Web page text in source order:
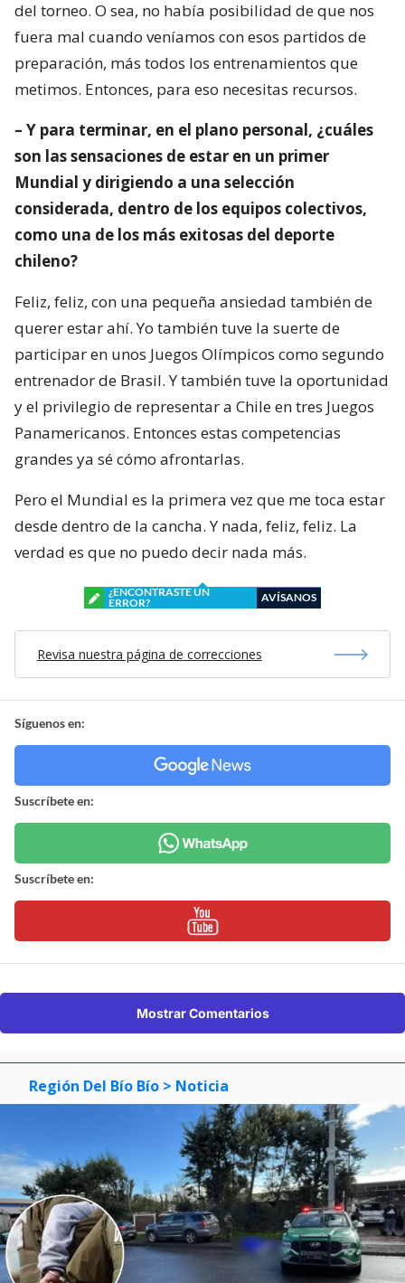
del torneo. O sea, no había posibilidad de que nos
fuera mal cuando veníamos con esos partidos de
preparación, más todos los entrenamientos que
metimos. Entonces, para eso necesitas recursos.
– Y para terminar, en el plano personal, ¿cuáles
son las sensaciones de estar en un primer
Mundial y dirigiendo a una selección
considerada, dentro de los equipos colectivos,
como una de los más exitosas del deporte
chileno?
Feliz, feliz, con una pequeña ansiedad también de
querer estar ahí. Yo también tuve la suerte de
participar en unos Juegos Olímpicos como segundo
entrenador de Brasil. Y también tuve la oportunidad
y el privilegio de representar a Chile en tres Juegos
Panamericanos. Entonces estas competencias
grandes ya sé cómo afrontarlas.
Pero el Mundial es la primera vez que me toca estar
desde dentro de la cancha. Y nada, feliz, feliz. La
verdad es que no puedo decir nada más.
¿ENCONTRASTE UN
ERROR?
AVÍSANOS
Revisa nuestra página de correcciones
Síguenos en:
Suscríbete en:
Suscríbete en:
Mostrar Comentarios
Región Del Bío Bío > Noticia